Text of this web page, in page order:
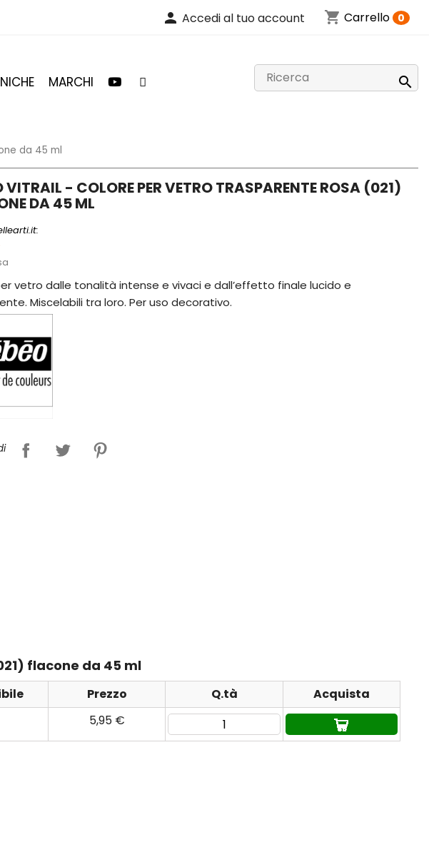
person Accedi al tuo account shopping_cart Carrello 0
MARCHI 
da 45 ml
VITRAIL - COLORE PER VETRO TRASPARENTE ROSA (021)
DA 45 ML
vetro dalle tonalità intense e vivaci e dall’effetto finale lucido e
Miscelabili tra loro. Per uso decorativo.
flacone da 45 ml
Prezzo Q.tà
Acquista
5,95 €